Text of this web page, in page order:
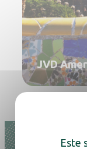
JVD
Este